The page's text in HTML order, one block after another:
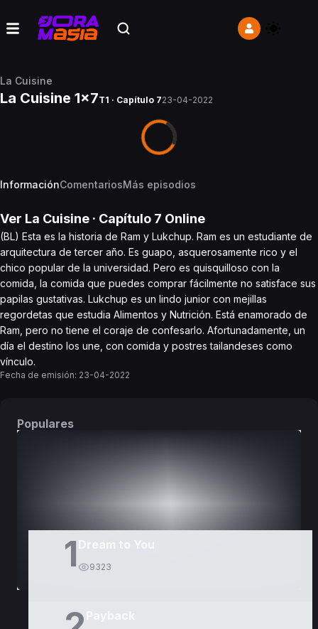
La Cuisine
La Cuisine 1x7T1 · Capítulo 723-04-2022
InformaciónComentariosMás episodios
Ver La Cuisine · Capítulo 7 Online
(BL) Esta es la historia de Ram y Lukchup. Ram es un estudiante de
arquitectura de tercer año. Es guapo, asquerosamente rico y el
chico popular de la universidad. Pero es quisquilloso con la
comida, la comida que puedes comprar fácilmente no satisface sus
papilas gustativas. Lukchup es un lindo junior con mejillas
regordetas que estudia Alimentos y Nutrición. Está enamorado de
Ram, pero no tiene el coraje de confesarlo. Afortunadamente, un
día el destino los une, con comida y postres tailandeses como
vínculo.
Fecha de emisión: 23-04-2022
Populares
1 Dream to You
9323